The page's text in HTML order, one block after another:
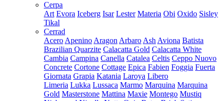
Cerpa
Art Evora Iceberg Isar Lester Materia Obi Oxido Sisley
Tikal
Cerrad
Acero Apenino Aragon Arbaro Ash Aviona Batista
Brazilian Quarzite Calacatta Gold Calacatta White
Cambia Campina Canella Catalea Celtis Ceppo Nuovo
Concrete Cortone Cottage Epica Fabien Foggia Fuerta
Giornata Grapia Katania Laroya Libero
Limeria Lukka Lussaca Marmo Marquina Marquina
Gold Masterstone Mattina Maxie Montego Mustiq